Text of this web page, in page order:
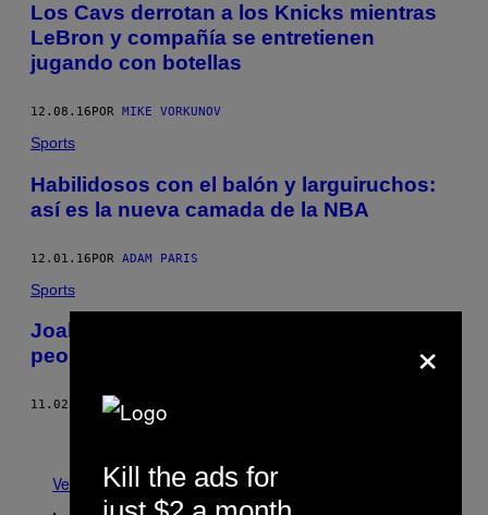
Los Cavs derrotan a los Knicks mientras
LeBron y compañía se entretienen
jugando con botellas
12.08.16 POR MIKE VORKUNOV
Sports
Habilidosos con el balón y larguiruchos:
así es la nueva camada de la NBA
12.01.16POR ADAM PARIS
Sports
Joakim Noah se suma al podio de los
peores tiros en la historia de la NBA
11.02.16 PORPATRICK SAUER
Ver todo
×
Kill the ads for